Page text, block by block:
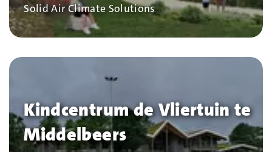
Bedrijf
Solid Air Climate Solutions
Kindcentrum de Vliertuin te
Middelbeers